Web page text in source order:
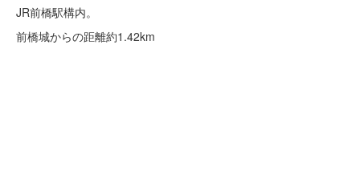
JR前橋駅構内。
前橋城からの距離約1.42km